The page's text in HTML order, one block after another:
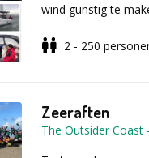
wind gunstig te
van de zeilsport,
in het algemeen, de
waarna de vloot,
volledig met de
overstag gaan, de
rekening houden
2 - 250
Zeeraften
The Outsider Coast -